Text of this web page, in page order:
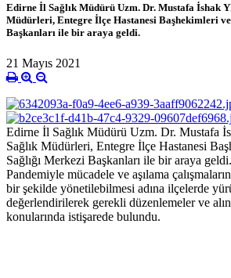
Edirne İl Sağlık Müdürü Uzm. Dr. Mustafa İshak
Müdürleri, Entegre İlçe Hastanesi Başhekimleri
Başkanları ile bir araya geldi.
21 Mayıs 2021
Edirne İl Sağlık Müdürü Uzm. Dr. Mustafa
Sağlık Müdürleri, Entegre İlçe Hastanesi
Sağlığı Merkezi Başkanları ile bir araya geldi.
Pandemiyle mücadele ve aşılama
bir şekilde yönetilebilmesi adına ilçelerde
değerlendirilerek gerekli düzenlemeler ve
konularında istişarede bulundu.